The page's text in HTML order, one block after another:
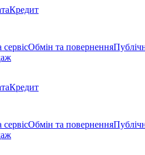
Кредит
сервісОбмін та повернення
Кредит
сервісОбмін та повернення